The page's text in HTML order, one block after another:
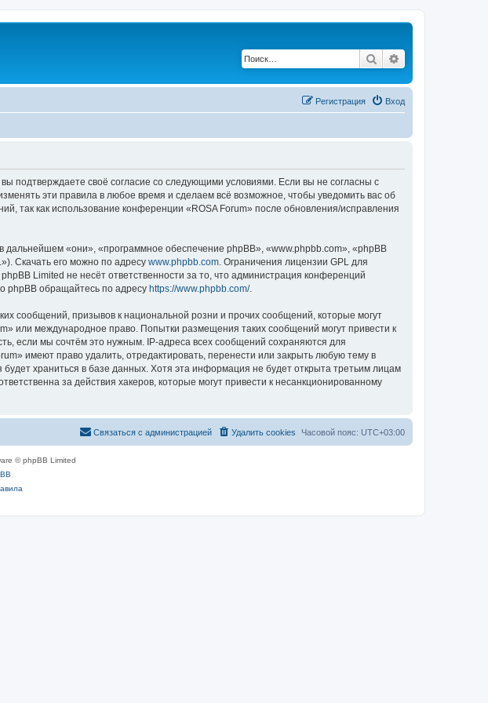
Поиск
Вход
Регистрация
подтверждаете своё согласие со следующими условиями. Если вы не согласны с
эти правила в любое время и сделаем всё возможное, чтобы уведомить вас об
так как использование конференции «ROSA Forum» после обновления/исправления
«они», «программное обеспечение phpBB», «www.phpbb.com», «phpBB
Скачать его можно по адресу www.phpbb.com . Ограничения лицензии GPL для
Limited не несёт ответственности за то, что администрация конференций
phpBB обращайтесь по адресу https://www.phpbb.com/.
сообщений, призывов к национальной розни и прочих сообщений, которые могут
или международное право. Попытки размещения таких сообщений могут привести к
если мы сочтём это нужным. IP-адреса всех сообщений сохраняются для
имеют право удалить, отредактировать, перенести или закрыть любую тему в
храниться в базе данных. Хотя эта информация не будет открыта третьим лицам
за действия хакеров, которые могут привести к несанкционированному
Часовой пояс: UTC+03:00
Удалить cookies
Связаться с администрацией
© phpBB Limited